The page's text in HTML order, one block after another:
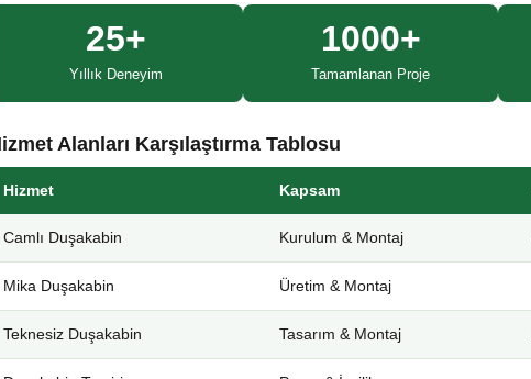
25+
Yıllık Deneyim
1000+
Tamamlanan Proje
Alanları Karşılaştırma Tablosu
Hizmet Kapsam
Camlı Duşakabin Kurulum & Montaj
Mika Duşakabin Üretim & Montaj
Teknesiz Duşakabin Tasarım & Montaj